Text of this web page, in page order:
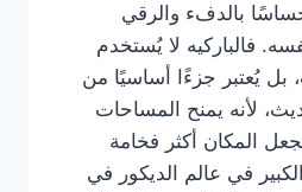
بالدفء والرقي
فالباركيه لا يُستخدم
بل يُعتبر جزءًا أساسيًا من
لأنه يمنح المساحات
المكان أكثر فخامة
في عالم الديكور في